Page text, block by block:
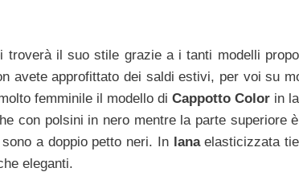
il suo stile grazie a i tanti modelli
avete approfittato dei saldi estivi, per voi su
femminile il modello di Cappotto Colorin
con polsini in nero mentre la parte superiore
a doppio petto neri. In lanaelasticizzata
eleganti.